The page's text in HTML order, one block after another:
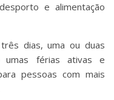
e alimentação
dias, uma ou duas
umas férias ativas e
pessoas com mais